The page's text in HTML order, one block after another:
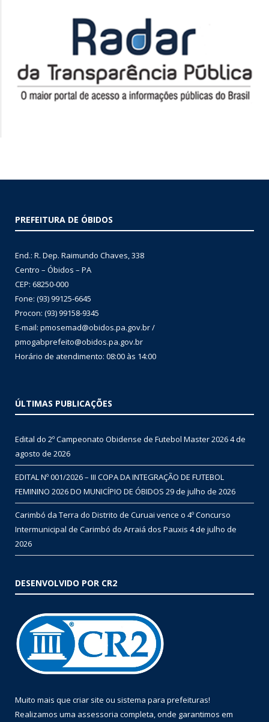
PREFEITURA DE ÓBIDOS
End.: R. Dep. Raimundo Chaves, 338
Centro – Óbidos – PA
CEP: 68250-000
Fone: (93) 99125-6645
Procon: (93) 99158-9345
E-mail: pmosemad@obidos.pa.gov.br /
pmogabprefeito@obidos.pa.gov.br
Horário de atendimento: 08:00 às 14:00
ÚLTIMAS PUBLICAÇÕES
Edital do 2º Campeonato Obidense de Futebol Master 20264 de
agosto de 2026
EDITAL Nº 001/2026 – III COPA DA INTEGRAÇÃO DE FUTEBOL
FEMININO 2026 DO MUNICÍPIO DE ÓBIDOS 29 de julho de 2026
Carimbó da Terra do Distrito de Curuai vence o 4º Concurso
Intermunicipal de Carimbó do Arraiá dos Pauxis 4 de julho de
2026
DESENVOLVIDO POR CR2
Muito mais que criar site ou sistema para prefeituras!
Realizamos uma assessoria completa, onde garantimos em